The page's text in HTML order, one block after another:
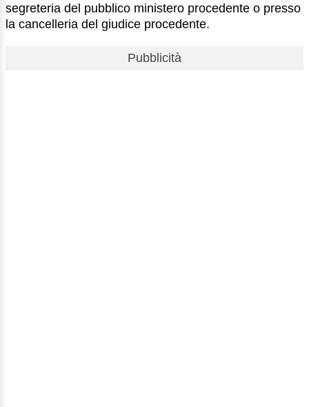
segreteria del pubblico ministero procedente o presso
la cancelleria del giudice procedente.
Pubblicità